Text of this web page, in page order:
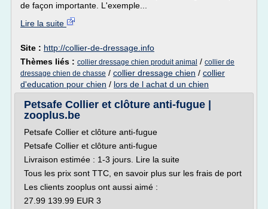
de façon importante. L'exemple...
Lire la suite
Site : http://collier-de-dressage.info
Thèmes liés : collier dressage chien produit animal / collier de
dressage chien de chasse / collier dressage chien / collier
d'education pour chien / lors de l achat d un chien
Petsafe Collier et clôture anti-fugue |
zooplus.be
Petsafe Collier et clôture anti-fugue
Petsafe Collier et clôture anti-fugue
Livraison estimée : 1-3 jours. Lire la suite
Tous les prix sont TTC, en savoir plus sur les frais de port
Les clients zooplus ont aussi aimé :
27.99 139.99 EUR 3